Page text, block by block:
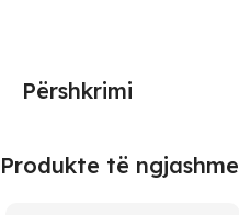
Përshkrimi
Produkte të ngjashme